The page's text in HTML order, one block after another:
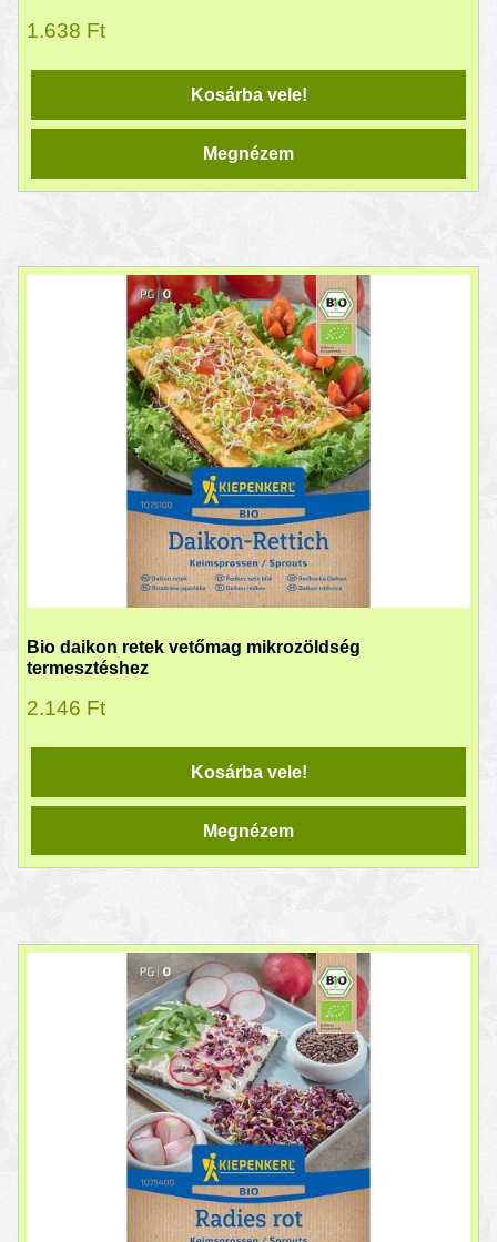
1.638 Ft
Kosárba vele!
Megnézem
Bio daikon retek vetőmag mikrozöldség
termesztéshez
2.146 Ft
Kosárba vele!
Megnézem